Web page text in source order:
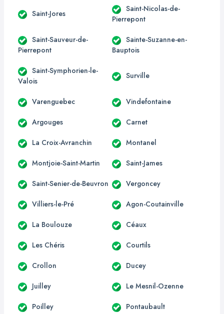
Saint-Jores
Saint-Nicolas-de-
Pierrepont
Saint-Sauveur-de-
Pierrepont
Sainte-Suzanne-en-
Bauptois
Saint-Symphorien-le-
Valois
Surville
Varenguebec Vindefontaine
Argouges Carnet
La Croix-Avranchin Montanel
Montjoie-Saint-Martin Saint-James
Saint-Senier-de-Beuvron Vergoncey
Villiers-le-Pré Agon-Coutainville
La Boulouze Céaux
Les Chéris Courtils
Crollon Ducey
Juilley Le Mesnil-Ozenne
Poilley Pontaubault